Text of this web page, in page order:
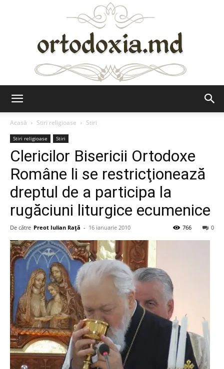
Acasă
Stiri religioase Stiri
Stiri religioase Stiri
Clericilor Bisericii Ortodoxe
Române li se restricţionează
dreptul de a participa la
rugăciuni liturgice ecumenice
De către Preot Iulian Raţă - 16 ianuarie 2010 0
766